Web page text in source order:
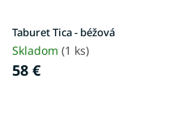
Taburet Tica - béžová
Skladom (1 ks)
58 €